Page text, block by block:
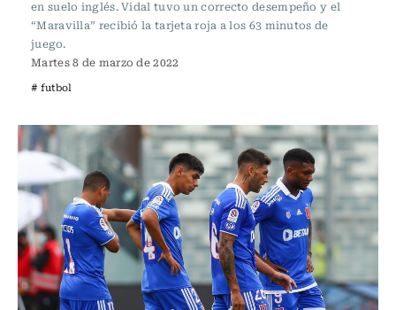
en suelo inglés. Vidal tuvo un correcto desempeño y el
“Maravilla” recibió la tarjeta roja a los 63 minutos de
juego.
Martes 8 de marzo de 2022
# futbol